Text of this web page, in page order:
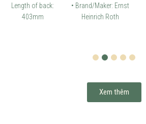
Length of back:
403mm
• Brand/Maker: Ernst
Heinrich Roth
4 5
Xem thêm